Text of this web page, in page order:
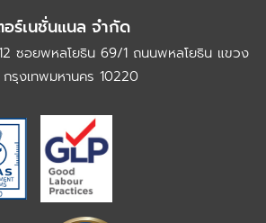
ร์เนชั่นแนล จำกัด
ซอยพหลโยธิน 69/1 ถนนพหลโยธิน แขวง
รุงเทพมหานคร 10220